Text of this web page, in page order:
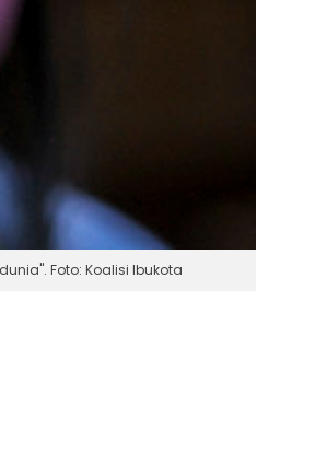
Foto: Koalisi Ibukota